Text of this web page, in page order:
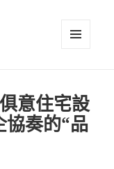
意住宅設
奏的“品